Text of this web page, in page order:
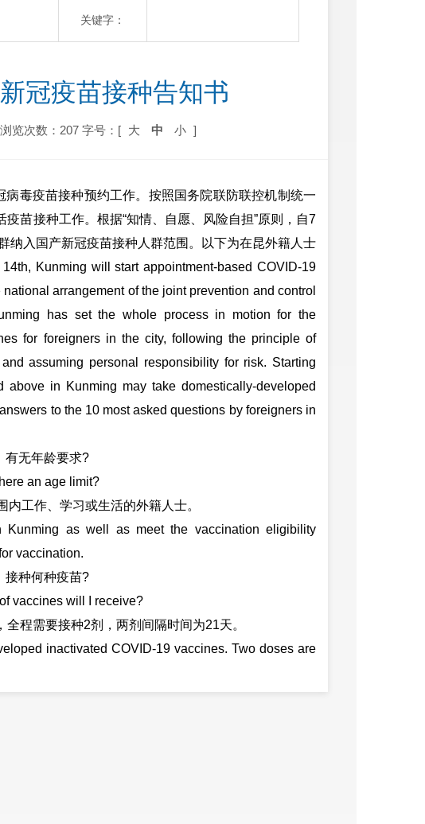
关键字：
冠疫苗接种告知书
浏览次数：207 字号：[ 大 中 小 ]
毒疫苗接种预约工作。按照国务院联防联控机制统一
苗接种工作。根据“知情、自愿、风险自担”原则，自7
纳入国产新冠疫苗接种人群范围。以下为在昆外籍人士
Kunming will start appointment-based COVID-19
arrangement of the joint prevention and control
has set the whole process in motion for the
for foreigners in the city, following the principle of
assuming personal responsibility for risk. Starting
in Kunming may take domestically-developed
to the 10 most asked questions by foreigners in
无年龄要求?
an age limit?
工作、学习或生活的外籍人士。
as well as meet the vaccination eligibility
vaccination.
种何种疫苗?
will I receive?
程需要接种2剂，两剂间隔时间为21天。
inactivated COVID-19 vaccines. Two doses are
预约接种?